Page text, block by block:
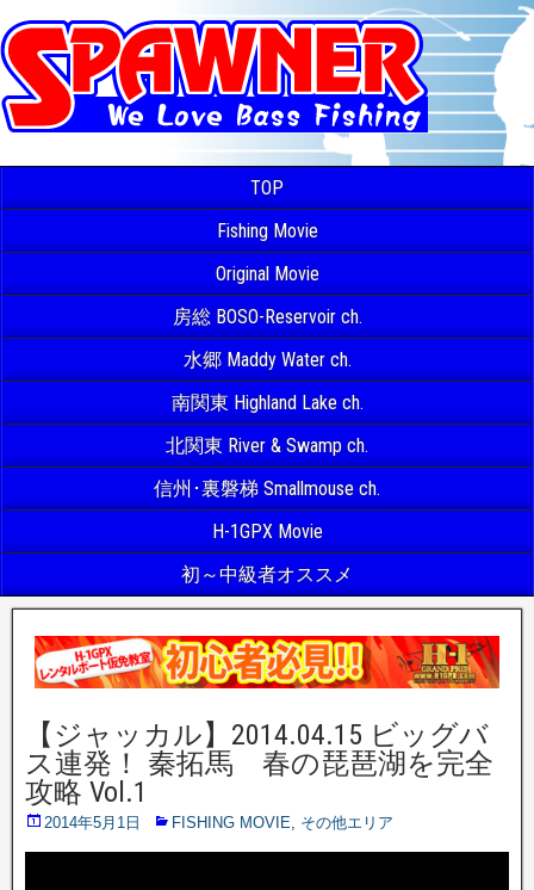
TOP
Fishing Movie
Original Movie
房総 BOSO-Reservoir ch.
水郷 Maddy Water ch.
南関東 Highland Lake ch.
北関東 River & Swamp ch.
信州･裏磐梯 Smallmouse ch.
H-1GPX Movie
初～中級者オススメ
【ジャッカル】2014.04.15 ビッグバ
ス連発！ 秦拓馬 春の琵琶湖を完全
攻略 Vol.1
2014年5月1日 FISHING MOVIE, その他エリア